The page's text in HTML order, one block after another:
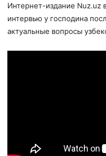
Интернет-издание Nuz.uz
интервью у господина
актуальные вопросы